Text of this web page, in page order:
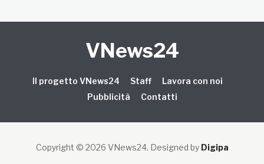
VNews24
Il progetto VNews24 Staff
Lavora con noi
Pubblicità
Contatti
Copyright © 2026 VNews24. Designed by Digipa